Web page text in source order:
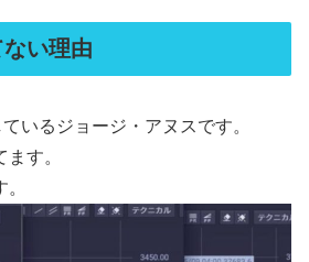
ない理由
いるジョージ・アヌスです。
す。